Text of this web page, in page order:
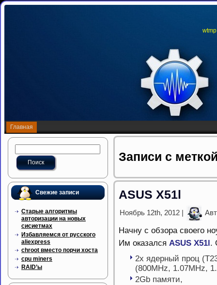
Главная
Свежие записи
Старые алгоритмы
авторизации на новых
сисиетмах
Избавляемся от русского
aliexpress
chroot вместо порчи хоста
cpu miners
RAID’ы
Записи с меткой
ASUS X51l
Ноябрь 12th, 2012 |
Начну с обзора своего
Им оказался ASUS X51l .
2х ядерный проц
(800MHz, 1.07MHz,
2Gb памяти,